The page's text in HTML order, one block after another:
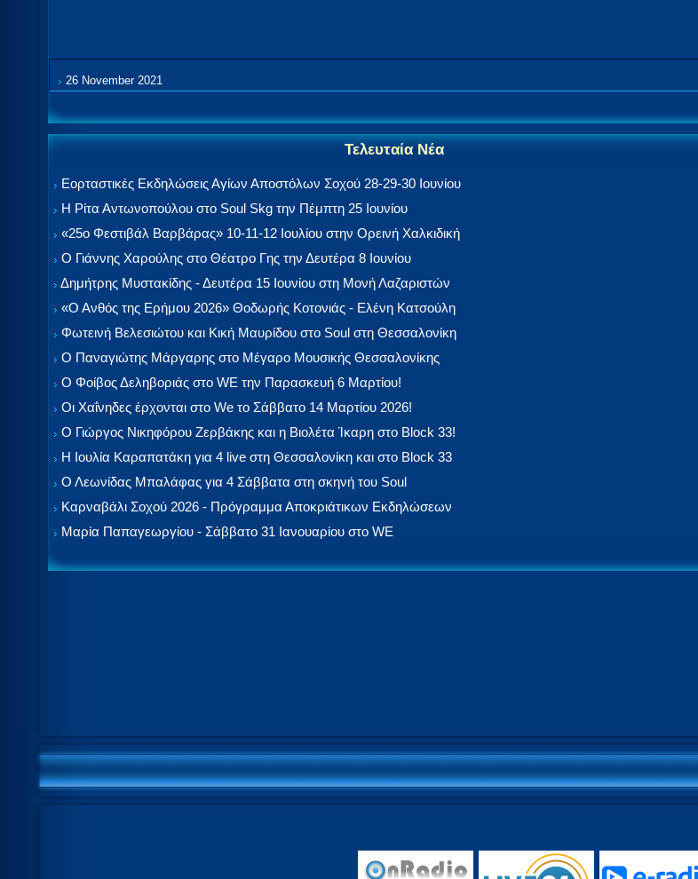
26 November 2021
Τελευταία Νέα
Εορταστικές Εκδηλώσεις Αγίων Αποστόλων Σοχού 28-29-30 Ιουνίου
Η Ρίτα Αντωνοπούλου στο Soul Skg την Πέμπτη 25 Ιουνίου
«25ο Φεστιβάλ Βαρβάρας» 10-11-12 Ιουλίου στην Ορεινή Χαλκιδική
Ο Γιάννης Χαρούλης στο Θέατρο Γης την Δευτέρα 8 Ιουνίου
Δημήτρης Μυστακίδης - Δευτέρα 15 Ιουνίου στη Μονή Λαζαριστών
«Ο Ανθός της Ερήμου 2026» Θοδωρής Κοτονιάς - Ελένη Κατσούλη
Φωτεινή Βελεσιώτου και Κική Μαυρίδου στο Soul στη Θεσσαλονίκη
Ο Παναγιώτης Μάργαρης στο Μέγαρο Μουσικής Θεσσαλονίκης
Ο Φοίβος Δεληβοριάς στο WE την Παρασκευή 6 Μαρτίου!
Οι Χαΐνηδες έρχονται στο We το Σάββατο 14 Μαρτίου 2026!
Ο Γιώργος Νικηφόρου Ζερβάκης και η Βιολέτα Ίκαρη στο Block 33!
Η Ιουλία Καραπατάκη για 4 live στη Θεσσαλονίκη και στο Block 33
Ο Λεωνίδας Μπαλάφας για 4 Σάββατα στη σκηνή του Soul
Καρναβάλι Σοχού 2026 - Πρόγραμμα Αποκριάτικων Εκδηλώσεων
Μαρία Παπαγεωργίου - Σάββατο 31 Ιανουαρίου στο WE